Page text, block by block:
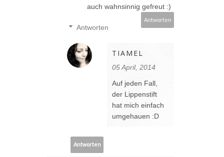
auch wahnsinnig gefreut :)
Antworten
Antworten
TIAMEL
05 April, 2014
Auf jeden Fall,
der Lippenstift
hat mich einfach
umgehauen :D
Antworten